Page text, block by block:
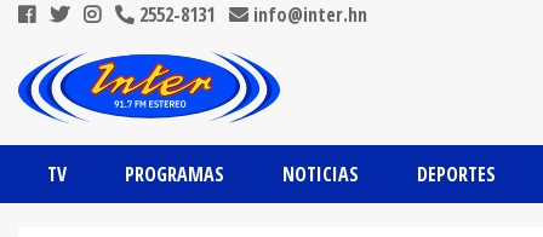
2552-8131 info@inter.hn
TV PROGRAMAS NOTICIAS DEPORTES